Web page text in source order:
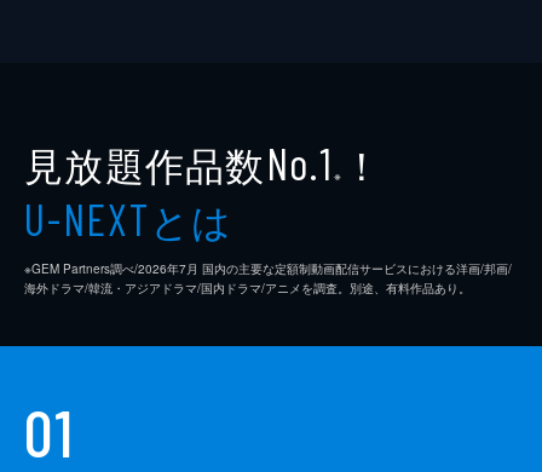
見放題作品数No.1 ※ ！
U-NEXTとは
※GEM Partners調べ/2026年7⽉ 国内の主要な定額制動画配信サービスにおける洋画/邦画/
海外ドラマ/韓流・アジアドラマ/国内ドラマ/アニメを調査。別途、有料作品あり。
01